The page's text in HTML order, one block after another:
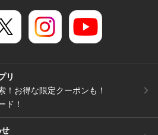
リ
！お得な限定クーポンも！
ド！